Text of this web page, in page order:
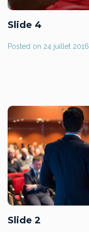
Slide 4
Posted on 24 juillet 2016
Slide 2